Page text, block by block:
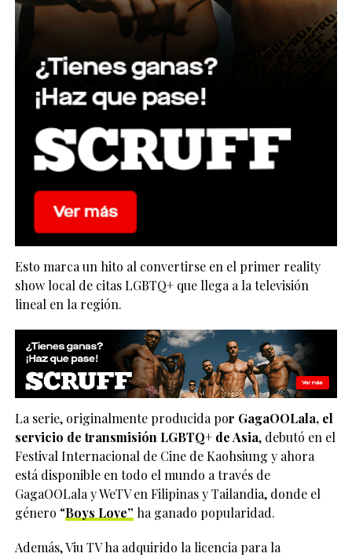
Esto marca un hito al convertirse en el primer reality
show local de citas LGBTQ+ que llega a la televisión
lineal en la región.
La serie, originalmente producida por GagaOOLala, el
servicio de transmisión LGBTQ+ de Asia, debutó en el
Festival Internacional de Cine de Kaohsiung y ahora
está disponible en todo el mundo a través de
GagaOOLala y WeTV en Filipinas y Tailandia, donde el
género “Boys Love” ha ganado popularidad.
Además, Viu TV ha adquirido la licencia para la